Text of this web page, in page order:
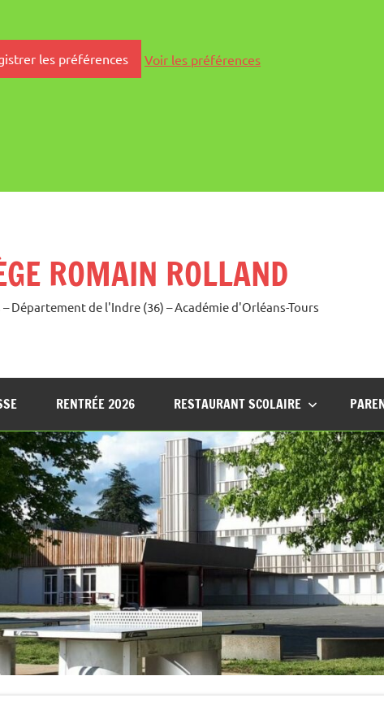
les préférences Voir les préférences
ROMAIN ROLLAND
Département de l'Indre (36) – Académie d'Orléans-Tours
RENTRÉE 2026 RESTAURANT SCOLAIRE